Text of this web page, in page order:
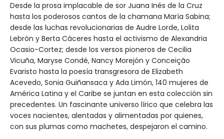
Desde la prosa implacable de sor Juana Inés de la Cruz
hasta los poderosos cantos de la chamana María Sabina;
desde las luchas revolucionarias de Audre Lorde, Lolita
Lebrón y Berta Cáceres hasta el activismo de Alexandria
Ocasio-Cortez; desde los versos pioneros de Cecilia
Vicuña, Maryse Condé, Nancy Morejón y Conceição
Evaristo hasta la poesía transgresora de Elizabeth
Acevedo, Sonia Guiñansaca y Ada Limón, 140 mujeres de
América Latina y el Caribe se juntan en esta colección sin
precedentes. Un fascinante universo lírico que celebra las
voces nacientes, alentadas y alimentadas por quienes,
con sus plumas como machetes, despejaron el camino.